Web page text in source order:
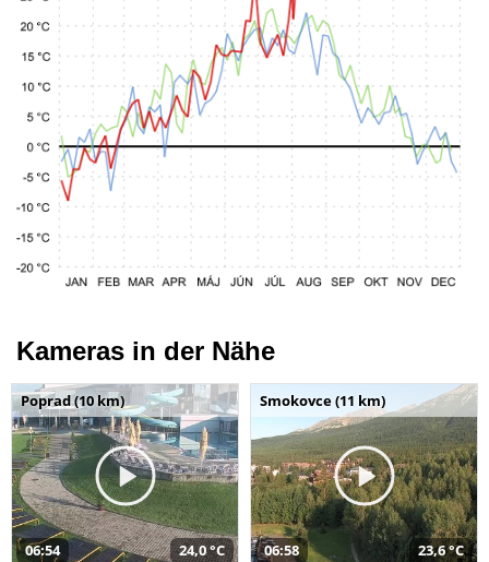
Kameras in der Nähe
Poprad (10 km)
06:54 24,0 °C
Smokovce (11 km)
06:58 23,6 °C